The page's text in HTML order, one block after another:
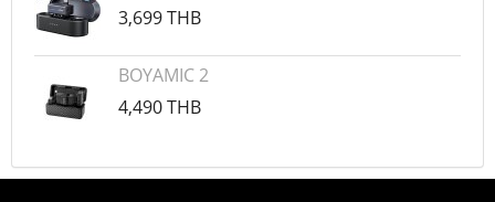
3,699 THB
BOYAMIC 2
4,490 THB